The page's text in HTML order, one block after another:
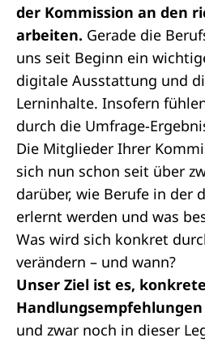
der Kommission an den
arbeiten. Gerade die
uns seit Beginn ein
digitale Ausstattung und
Lerninhalte. Insofern
durch die Umfrage-
Die Mitglieder Ihrer
sich nun schon seit über
darüber, wie Berufe in der
erlernt werden und was
Was wird sich konkret
verändern – und wann?
Unser Ziel ist es, konkrete
und zwar noch in dieser